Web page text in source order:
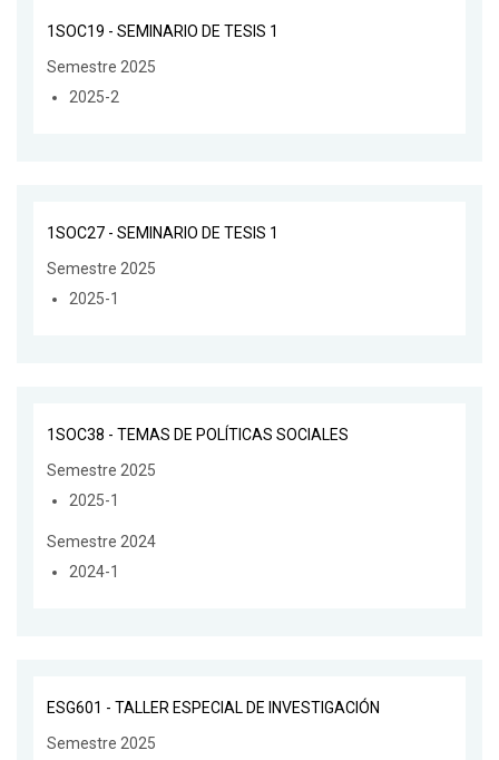
1SOC19 - SEMINARIO DE TESIS 1
Semestre 2025
2025-2
1SOC27 - SEMINARIO DE TESIS 1
Semestre 2025
2025-1
1SOC38 - TEMAS DE POLÍTICAS SOCIALES
Semestre 2025
2025-1
Semestre 2024
2024-1
ESG601 - TALLER ESPECIAL DE INVESTIGACIÓN
Semestre 2025